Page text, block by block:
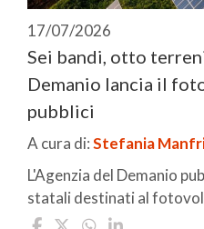
17/07/2026
Sei bandi, otto
Demanio lancia il
pubblici
A cura di:Stefania
L'Agenzia del Demanio
statali destinati al